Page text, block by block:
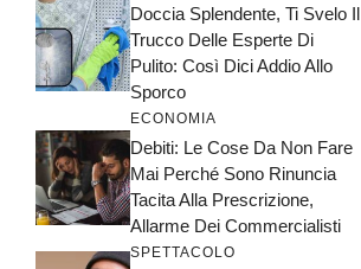
Doccia Splendente, Ti Svelo Il
Trucco Delle Esperte Di
Pulito: Così Dici Addio Allo
Sporco
ECONOMIA
Debiti: Le Cose Da Non Fare
Mai Perché Sono Rinuncia
Tacita Alla Prescrizione,
Allarme Dei Commercialisti
SPETTACOLO